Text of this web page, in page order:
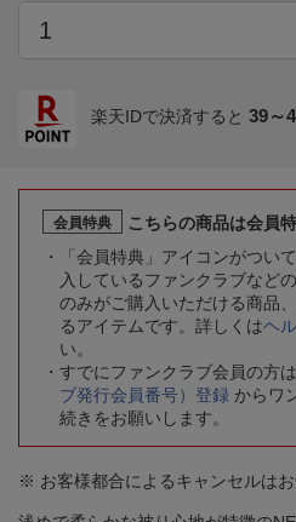
楽天IDで決済すると 39～
会員特典
こちらの商品は会員
「会員特典」アイコンがつい
入しているファンクラブなど
のみがご購入いただける商品
るアイテムです。詳しくはヘ
い。
すでにファンクラブ会員の方は
ブ発行会員番号）登録 からワ
続きをお願いします。
※ お客様都合によるキャンセルはお